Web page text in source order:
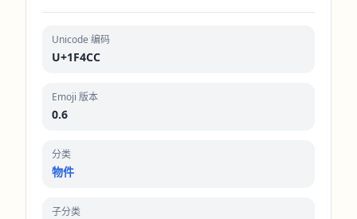
Unicode 编码
U+1F4CC
Emoji 版本
0.6
分类
物件
子分类